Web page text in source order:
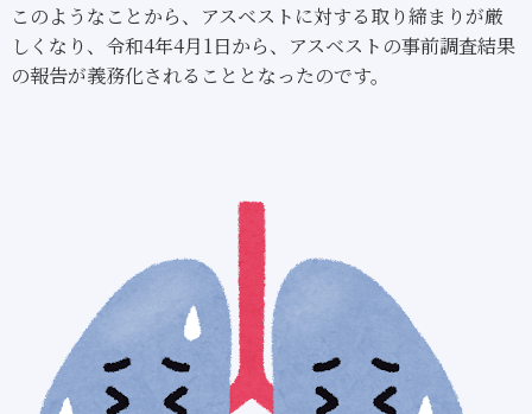
このようなことから、アスベストに対する取り締まりが厳
しくなり、令和4年4月1日から、アスベストの事前調査結果
の報告が義務化されることとなったのです。